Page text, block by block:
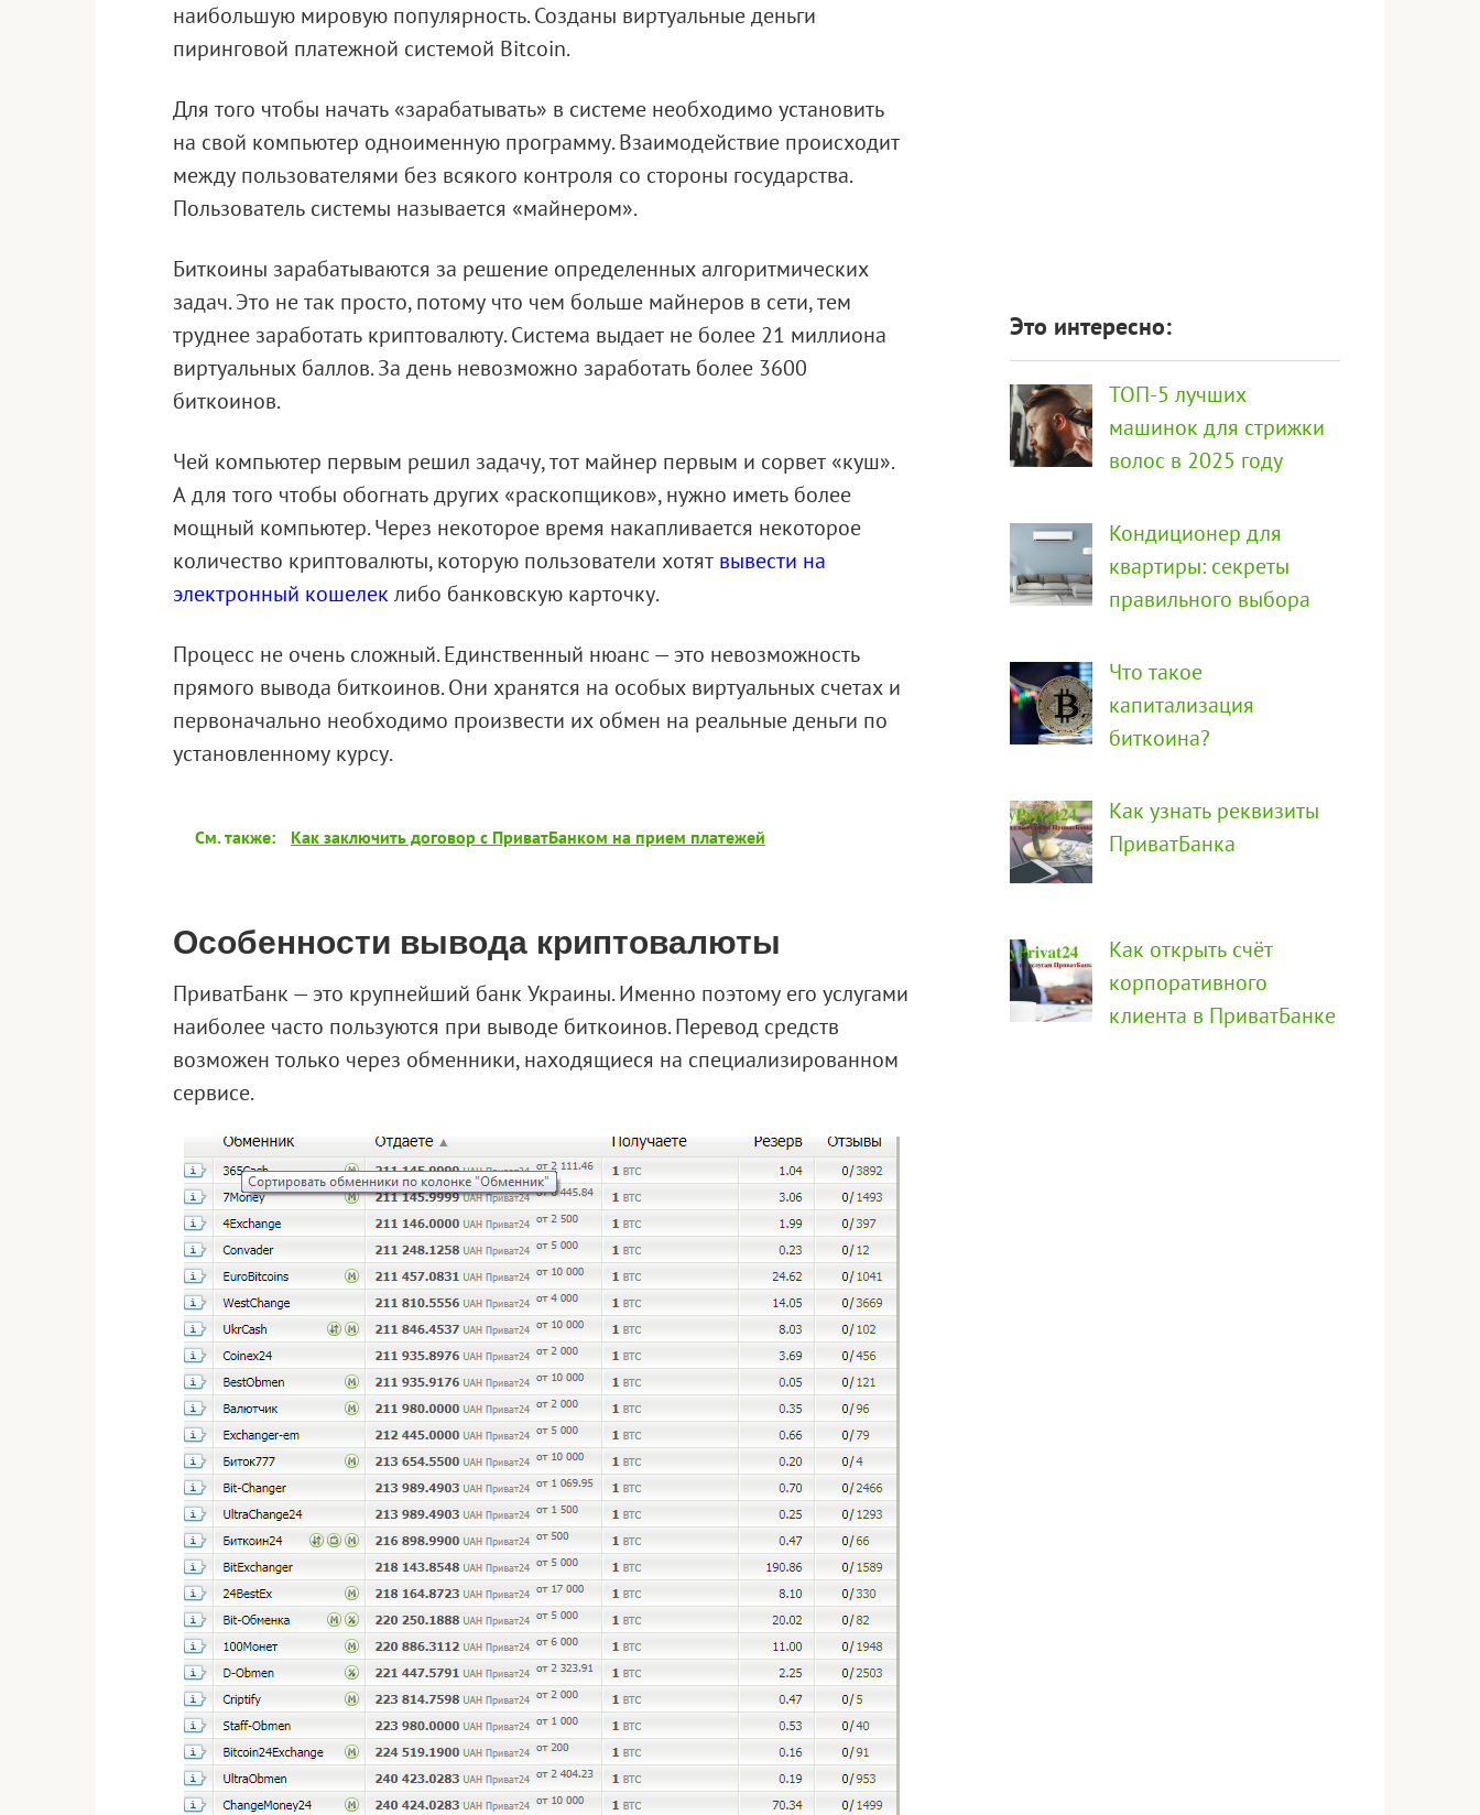
наибольшую мировую популярность. Созданы виртуальные деньги
пиринговой платежной системой Bitcoin.
Для того чтобы начать «зарабатывать» в системе необходимо установить
на свой компьютер одноименную программу. Взаимодействие происходит
между пользователями без всякого контроля со стороны государства.
Пользователь системы называется «майнером».
Биткоины зарабатываются за решение определенных алгоритмических
задач. Это не так просто, потому что чем больше майнеров в сети, тем
труднее заработать криптовалюту. Система выдает не более 21 миллиона
виртуальных баллов. За день невозможно заработать более 3600
биткоинов.
Чей компьютер первым решил задачу, тот майнер первым и сорвет «куш».
А для того чтобы обогнать других «раскопщиков», нужно иметь более
мощный компьютер. Через некоторое время накапливается некоторое
количество криптовалюты, которую пользователи хотят вывести на
электронный кошелек либо банковскую карточку.
Процесс не очень сложный. Единственный нюанс — это невозможность
прямого вывода биткоинов. Они хранятся на особых виртуальных счетах и
первоначально необходимо произвести их обмен на реальные деньги по
установленному курсу.
См. также: Как заключить договор с ПриватБанком на прием платежей
Особенности вывода криптовалюты
ПриватБанк — это крупнейший банк Украины. Именно поэтому его услугами
наиболее часто пользуются при выводе биткоинов. Перевод средств
возможен только через обменники, находящиеся на специализированном
сервисе.
Это интересно:
ТОП-5 лучших
машинок для стрижки
волос в 2025 году
Кондиционер для
квартиры: секреты
правильного выбора
Что такое
капитализация
биткоина?
Как узнать реквизиты
ПриватБанка
Как открыть счёт
корпоративного
клиента в ПриватБанке